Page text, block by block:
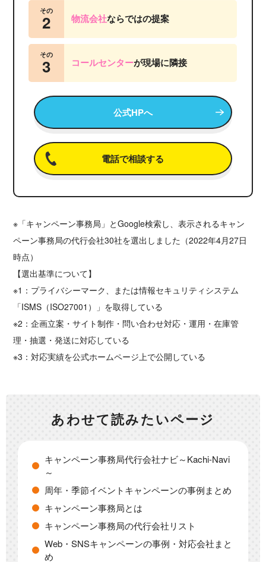
その
2 物流会社ならではの提案
その
3 コールセンターが現場に隣接
公式HPへ
電話で相談する
※「キャンペーン事務局」とGoogle検索し、表示されるキャン
ペーン事務局の代行会社30社を選出しました（2022年4月27日
時点）
【選出基準について】
※1：プライバシーマーク、または情報セキュリティシステム
「ISMS（ISO27001）」を取得している
※2：企画立案・サイト制作・問い合わせ対応・運用・在庫管
理・抽選・発送に対応している
※3：対応実績を公式ホームページ上で公開している
あわせて読みたいページ
キャンペーン事務局代行会社ナビ～Kachi-Navi
～
周年・季節イベントキャンペーンの事例まとめ
キャンペーン事務局とは
キャンペーン事務局の代行会社リスト
Web・SNSキャンペーンの事例・対応会社まと
め